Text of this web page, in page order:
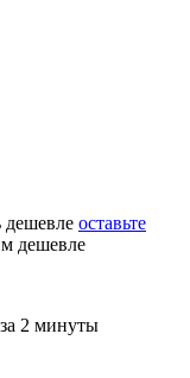
дешевле оставьте
дешевле
2 минуты